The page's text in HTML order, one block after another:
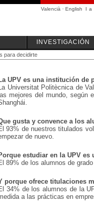
Valencià · English I a
INVESTIGACIÓN
para decidirte
UPV es una institución de
Universitat Politècnica de
las mejores del mundo, según
gusta y convence a los
93% de nuestros titulados
de nuevo.
estudiar en la UPV es
89% de los alumnos de
porque ofrece titulaciones
34% de los alumnos de la
a las prácticas en